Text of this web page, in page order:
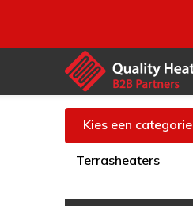
Kies een categorie
Terrasheaters